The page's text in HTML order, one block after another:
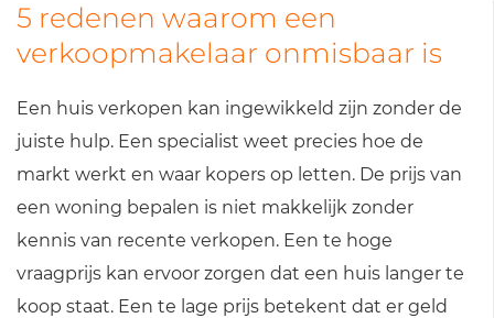
5 redenen waarom een
verkoopmakelaar onmisbaar is
Een huis verkopen kan ingewikkeld zijn zonder de
juiste hulp. Een specialist weet precies hoe de
markt werkt en waar kopers op letten. De prijs van
een woning bepalen is niet makkelijk zonder
kennis van recente verkopen. Een te hoge
vraagprijs kan ervoor zorgen dat een huis langer te
koop staat. Een te lage prijs betekent dat er geld